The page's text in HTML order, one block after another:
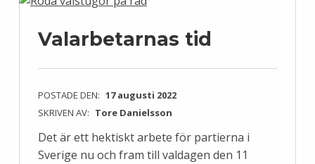
Valarbetarnas tid
POSTADE DEN: 17 augusti 2022
SKRIVEN AV: Tore Danielsson
Det är ett hektiskt arbete för partierna i
Sverige nu och fram till valdagen den 11